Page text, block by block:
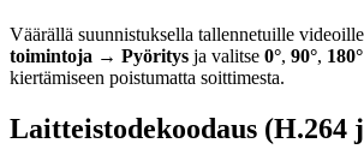
Väärällä suunnistuksella tallennetuille
toimintoja → Pyöritys ja valitse 0°, 90°, 180°
kiertämiseen poistumatta soittimesta.
Laitteistodekoodaus (H.264